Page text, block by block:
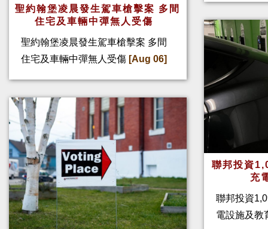
聖約翰堡凌晨發生駕車槍擊案 多間
住宅及車輛中彈無人受傷
聖約翰堡凌晨發生駕車槍擊案 多間
住宅及車輛中彈無人受傷 [Aug 06]
聯邦投資
充
聯邦投資
電設施及教